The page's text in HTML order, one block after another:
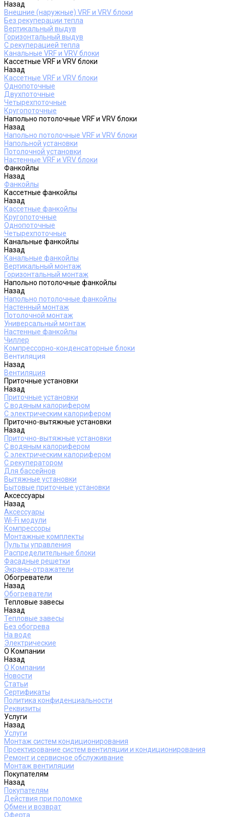
Назад
Внешние (наружные) VRF и VRV блоки
Без рекуперации тепла
Вертикальный выдув
Горизонтальный выдув
С рекуперацией тепла
Канальные VRF и VRV блоки
Кассетные VRF и VRV блоки
Назад
Кассетные VRF и VRV блоки
Однопоточные
Двухпоточные
Четырехпоточные
Кругопоточные
Напольно потолочные VRF и VRV блоки
Назад
Напольно потолочные VRF и VRV блоки
Напольной установки
Потолочной установки
Настенные VRF и VRV блоки
Фанкойлы
Назад
Фанкойлы
Кассетные фанкойлы
Назад
Кассетные фанкойлы
Кругопоточные
Однопоточные
Четырехпоточные
Канальные фанкойлы
Назад
Канальные фанкойлы
Вертикальный монтаж
Горизонтальный монтаж
Напольно потолочные фанкойлы
Назад
Напольно потолочные фанкойлы
Настенный монтаж
Потолочной монтаж
Универсальный монтаж
Настенные фанкойлы
Чиллер
Компрессорно-конденсаторные блоки
Вентиляция
Назад
Вентиляция
Приточные установки
Назад
Приточные установки
С водяным калорифером
С электрическим калорифером
Приточно-вытяжные установки
Назад
Приточно-вытяжные установки
С водяным калорифером
С электрическим калорифером
С рекуператором
Для бассейнов
Вытяжные установки
Бытовые приточные установки
Аксессуары
Назад
Аксессуары
Wi-Fi модули
Компрессоры
Монтажные комплекты
Пульты управления
Распределительные блоки
Фасадные решетки
Экраны-отражатели
Обогреватели
Назад
Обогреватели
Тепловые завесы
Назад
Тепловые завесы
Без обогрева
На воде
Электрические
О Компании
Назад
О Компании
Новости
Статьи
Сертификаты
Политика конфиденциальности
Реквизиты
Услуги
Назад
Услуги
Монтаж систем кондиционирования
Проектирование систем вентиляции и кондиционирования
Ремонт и сервисное обслуживание
Монтаж вентиляции
Покупателям
Назад
Покупателям
Действия при поломке
Обмен и возврат
Оферта